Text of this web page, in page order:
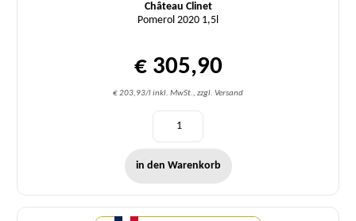
Château Clinet
Pomerol 2020 1,5l
€ 305,90
€ 203,93/l inkl. MwSt., zzgl. Versand
in den Warenkorb
Menge